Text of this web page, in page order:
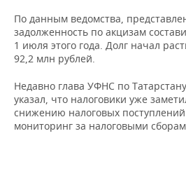
По данным ведомства,
задолженность по акцизам
1 июля этого года. Долг начал
92,2 млн рублей.
Недавно глава УФНС по
указал, что налоговики уже
снижению налоговых
мониторинг за налоговыми